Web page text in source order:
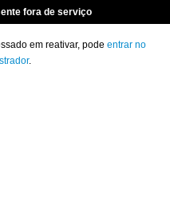
fora de serviço
em reativar, pode entrar no
.